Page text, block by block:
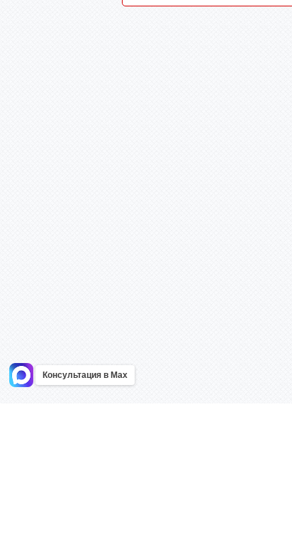
Консультация в Max